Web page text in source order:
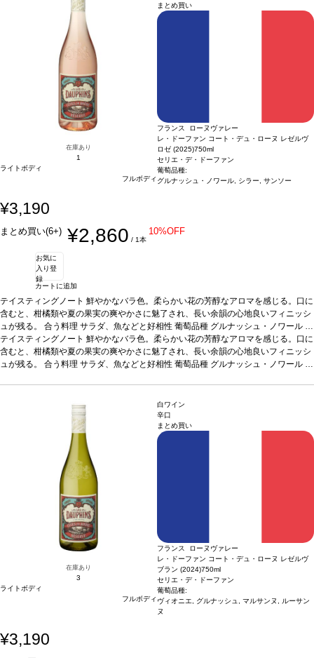
在庫あり
1
ライトボディ
フルボディ
まとめ買い
フランス ローヌヴァレー
レ・ドーファン コート・デュ・ローヌ レゼルヴ
ロゼ (2025)750ml
セリエ・デ・ドーファン
葡萄品種:
グルナッシュ・ノワール, シラー, サンソー
¥3,190
まとめ買い(6+) ¥2,860 / 1本
10%OFF
お気に
入り登
録
カートに追加
テイスティングノート 鮮やかなバラ色。柔らかい花の芳醇なアロマを感じる。口に
含むと、柑橘類や夏の果実の爽やかさに魅了され、長い余韻の心地良いフィニッシ
ュが残る。 合う料理 サラダ、魚などと好相性 葡萄品種 グルナッシュ・ノワール 9
0%、シラー 5%、サンソー 5%認証HVE認証*本ヴィンテージが在庫切れの場合、
在庫があり価格が同様の場合は自動的に次のヴィンテージに変更されます、ご了承
ください。
テイスティングノート 鮮やかなバラ色。柔らかい花の芳醇なアロマを感じる。口に
含むと、柑橘類や夏の果実の爽やかさに魅了され、長い余韻の心地良いフィニッシ
ュが残る。 合う料理 サラダ、魚などと好相性 葡萄品種 グルナッシュ・ノワール 9
在庫あり
3
ライトボディ
フルボディ
白ワイン
辛口
まとめ買い
フランス ローヌヴァレー
レ・ドーファン コート・デュ・ローヌ レゼルヴ
ブラン (2024)750ml
セリエ・デ・ドーファン
葡萄品種:
ヴィオニエ, グルナッシュ, マルサンヌ, ルーサン
ヌ
¥3,190